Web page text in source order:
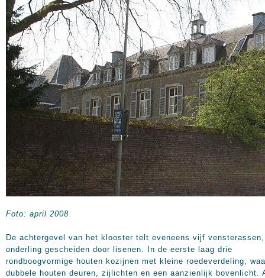
Foto: april 2008
De achtergevel van het klooster telt eveneens vijf vensterassen,
onderling gescheiden door lisenen. In de eerste laag drie
rondboogvormige houten kozijnen met kleine roedeverdeling,
dubbele houten deuren, zijlichten en een aanzienlijk bovenlicht.